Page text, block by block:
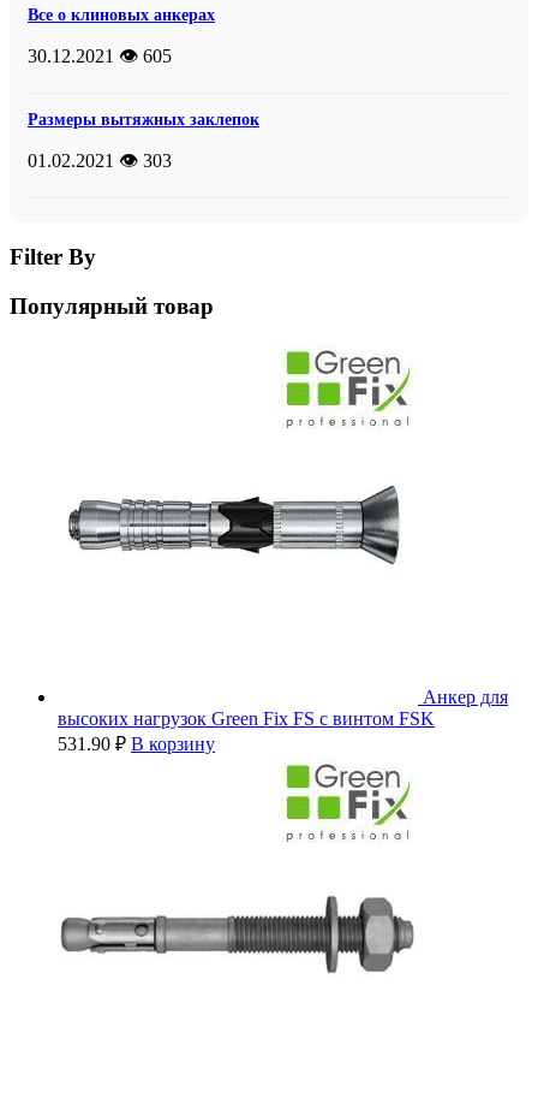
Все о клиновых анкерах
30.12.2021 👁️ 605
Размеры вытяжных заклепок
01.02.2021 👁️ 303
Filter By
Популярный товар
Анкер для
высоких нагрузок Green Fix FS с винтом FSK
531.90 ₽ В корзину